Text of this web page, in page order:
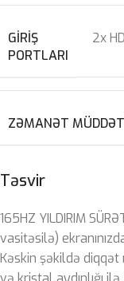
Təsvir
165HZ YILDIRIM
vasitəsilə)
Kəskin şəkildə
GIRIŞ
PORTLARI
2x
ZƏMANƏT